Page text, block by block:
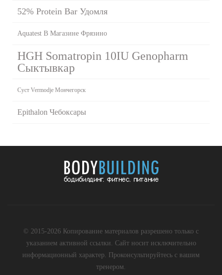
52% Protein Bar Удомля
Aquatest В Магазине Фрязино
HGH Somatropin 10IU Genopharm
Сыктывкар
Суст Vermodje Мончегорск
Epithalon Чебоксары
© 2015-2026 Копирование материалов разрешено только с
указанием активной ссылки. Сайт носит исключительно
информационный характер. Проконсультируйтесь с вашим
тренером.